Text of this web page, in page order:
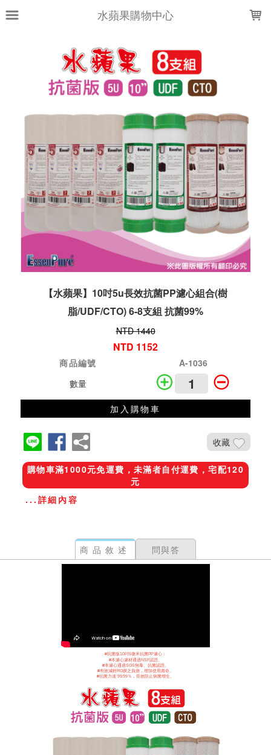
水蘋果購物中心
【水蘋果】10吋5u長效抗菌PP濾心組合(樹
脂/UDF/CTO) 6-8支組 抗菌99%
NTD 1440
NTD 1152
商品編號
A-1036
數量
加入購物車
收藏
購物車滿1000元免運費，未滿者自付運費，宅配120
元
...詳細內容
商品敘述 問與答